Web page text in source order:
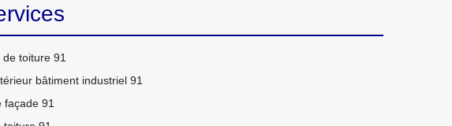
toiture 91
bâtiment industriel 91
façade 91